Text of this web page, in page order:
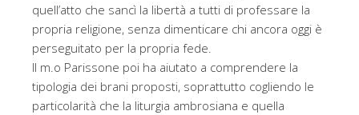
quell’atto che sancì la libertà a tutti di professare la
propria religione, senza dimenticare chi ancora oggi è
perseguitato per la propria fede.
Il m.o Parissone poi ha aiutato a comprendere la
tipologia dei brani proposti, soprattutto cogliendo le
particolarità che la liturgia ambrosiana e quella